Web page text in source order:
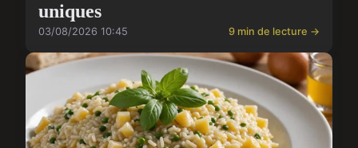
uniques
03/08/2026 10:45 9 min de lecture →